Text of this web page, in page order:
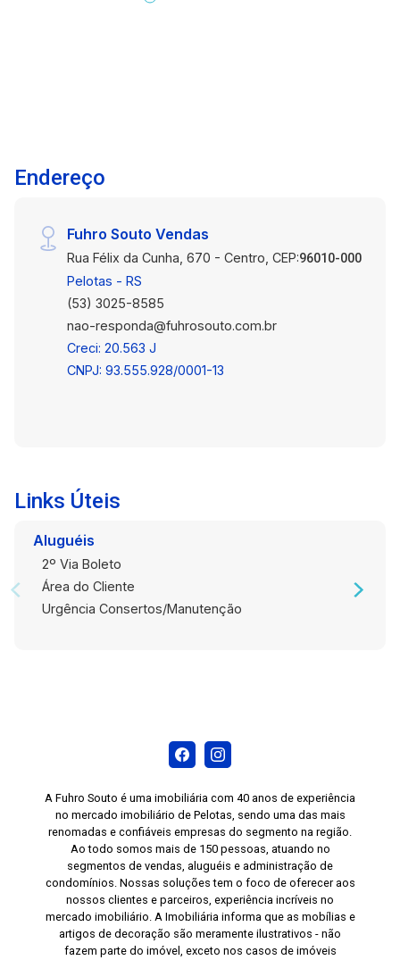
Endereço
Fuhro Souto Vendas
Rua Félix da Cunha, 670 - Centro, CEP:96010-000
Pelotas - RS
(53) 3025-8585
nao-responda@fuhrosouto.com.br
Creci: 20.563 J
CNPJ: 93.555.928/0001-13
Links Úteis
Aluguéis
2º Via Boleto
Área do Cliente
Urgência Consertos/Manutenção
A Fuhro Souto é uma imobiliária com 40 anos de experiência
no mercado imobiliário de Pelotas, sendo uma das mais
renomadas e confiáveis empresas do segmento na região.
Ao todo somos mais de 150 pessoas, atuando no
segmentos de vendas, aluguéis e administração de
condomínios. Nossas soluções tem o foco de oferecer aos
nossos clientes e parceiros, experiência incríveis no
mercado imobiliário. A Imobiliária informa que as mobílias e
artigos de decoração são meramente ilustrativos - não
fazem parte do imóvel, exceto nos casos de imóveis